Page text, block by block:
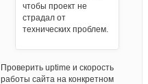
чтобы проект не
страдал от
технических проблем.
Проверить uptime и скорость
работы сайта на конкретном